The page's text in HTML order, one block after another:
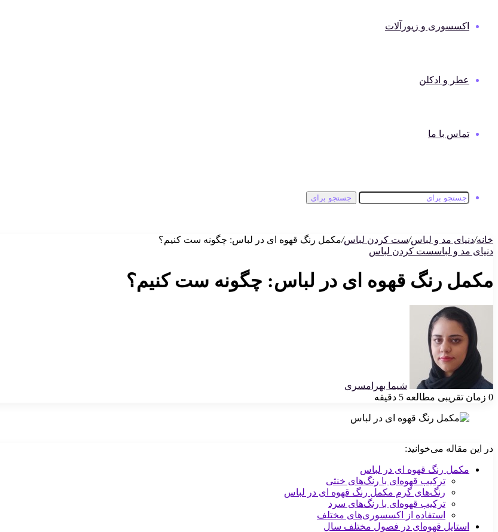
اکسسوری و زیورآلات
عطر و ادکلن
تماس با ما
جستجو برای
خانه/دنیای مد و لباس/ست کردن لباس/مکمل رنگ قهوه‌ ای در لباس: چگونه ست کنیم؟
دنیای مد و لباسست کردن لباس
مکمل رنگ قهوه‌ ای در لباس: چگونه ست کنیم؟
شیما بهرامسری
0 زمان تقریبی مطالعه 5 دقیقه
در این مقاله می‌خوانید:
مکمل رنگ قهوه ای در لباس
ترکیب قهوه‌ای با رنگ‌های خنثی
رنگ‌های گرم مکمل رنگ قهوه ای در لباس
ترکیب قهوه‌ای با رنگ‌های سرد
استفاده از اکسسوری‌های مختلف
استایل قهوه‌ای در فصول مختلف سال